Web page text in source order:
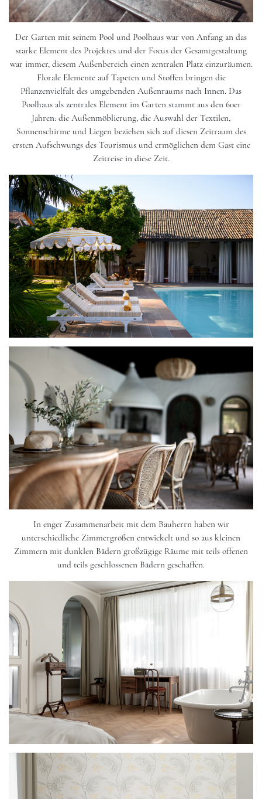
Der Garten mit seinem Pool und Poolhaus war von Anfang an das
starke Element des Projektes und der Focus der Gesamtgestaltung
war immer, diesem Außenbereich einen zentralen Platz einzuräumen.
Florale Elemente auf Tapeten und Stoffen bringen die
Pflanzenvielfalt des umgebenden Außenraums nach Innen. Das
Poolhaus als zentrales Element im Garten stammt aus den 60er
Jahren: die Außenmöblierung, die Auswahl der Textilen,
Sonnenschirme und Liegen beziehen sich auf diesen Zeitraum des
ersten Aufschwungs des Tourismus und ermöglichen dem Gast eine
Zeitreise in diese Zeit.
In enger Zusammenarbeit mit dem Bauherrn haben wir
unterschiedliche Zimmergrößen entwickelt und so aus kleinen
Zimmern mit dunklen Bädern großzügige Räume mit teils offenen
und teils geschlossenen Bädern geschaffen.